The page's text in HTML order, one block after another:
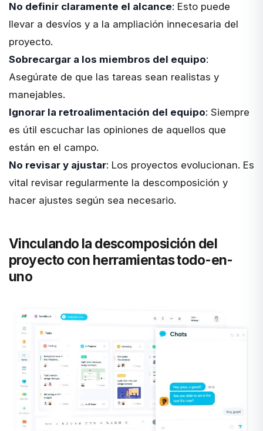
No definir claramente el alcance: Esto puede
llevar a desvíos y a la ampliación innecesaria del
proyecto.
Sobrecargar a los miembros del equipo:
Asegúrate de que las tareas sean realistas y
manejables.
Ignorar la retroalimentación del equipo: Siempre
es útil escuchar las opiniones de aquellos que
están en el campo.
No revisar y ajustar: Los proyectos evolucionan. Es
vital revisar regularmente la descomposición y
hacer ajustes según sea necesario.
Vinculando la descomposición del
proyecto con herramientas todo-en-
uno